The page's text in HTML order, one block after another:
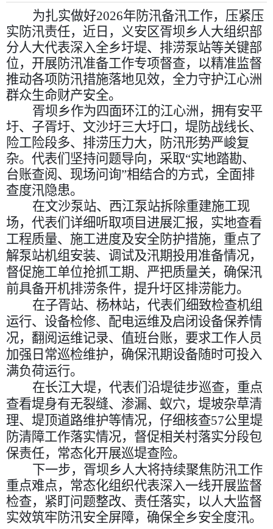
为扎实做好2026年防汛备汛工作，压紧压
实防汛责任，近日，义安区胥坝乡人大组织部
分人大代表深入全乡圩堤、排涝泵站等关键部
位，开展防汛准备工作专项督查，以精准监督
推动各项防汛措施落地见效，全力守护江心洲
群众生命财产安全。
胥坝乡作为四面环江的江心洲，拥有安平
圩、子胥圩、文沙圩三大圩口，堤防战线长、
险工险段多、排涝压力大，防汛形势严峻复
杂。代表们坚持问题导向，采取“实地踏勘、
台账查阅、现场问询”相结合的方式，全面排
查度汛隐患。
在文沙泵站、西江泵站拆除重建施工现
场，代表们详细听取项目进展汇报，实地查看
工程质量、施工进度及安全防护措施，重点了
解泵站机组安装、调试及汛期投用准备情况，
督促施工单位抢抓工期、严把质量关，确保汛
前具备开机排涝条件，提升圩区排涝能力。
在子胥站、杨林站，代表们细致检查机组
运行、设备检修、配电运维及启闭设备保养情
况，翻阅运维记录、值班台账，要求工作人员
加强日常巡检维护，确保汛期设备随时可投入
满负荷运行。
在长江大堤，代表们沿堤徒步巡查，重点
查看堤身有无裂缝、渗漏、蚁穴，堤坡杂草清
理、堤顶道路维护等情况，仔细核查57公里堤
防清障工作落实情况，督促相关村落实分段包
保责任，常态化开展巡堤查险。
下一步，胥坝乡人大将持续聚焦防汛工作
重点难点，常态化组织代表深入一线开展监督
检查，紧盯问题整改、责任落实，以人大监督
实效筑牢防汛安全屏障，确保全乡安全度汛。